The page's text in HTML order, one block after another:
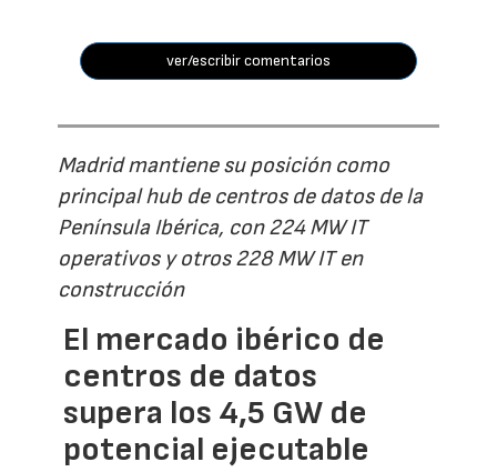
ver/escribir comentarios
Madrid mantiene su posición como
principal hub de centros de datos de la
Península Ibérica, con 224 MW IT
operativos y otros 228 MW IT en
construcción
El mercado ibérico de
centros de datos
supera los 4,5 GW de
potencial ejecutable